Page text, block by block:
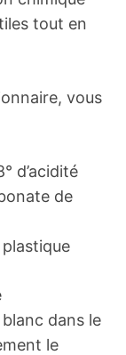
tout en
vous
d’acidité
de
dans le
le